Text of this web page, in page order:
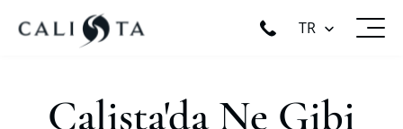
TR
Calista'da Ne Gibi